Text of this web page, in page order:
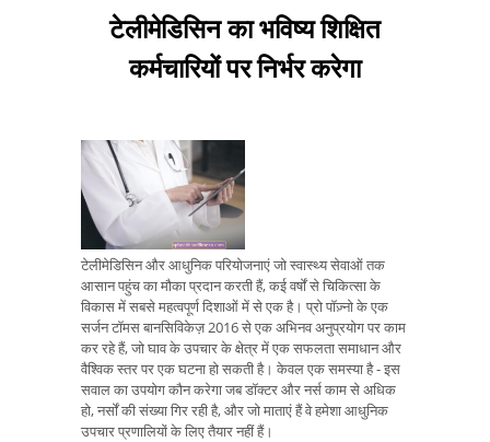
टेलीमेडिसिन का भविष्य शिक्षित
कर्मचारियों पर निर्भर करेगा
टेलीमेडिसिन और आधुनिक परियोजनाएं जो स्वास्थ्य सेवाओं तक
आसान पहुंच का मौका प्रदान करती हैं, कई वर्षों से चिकित्सा के
विकास में सबसे महत्वपूर्ण दिशाओं में से एक है। प्रो पॉज़्नो के एक
सर्जन टॉमस बानसिविकेज़ 2016 से एक अभिनव अनुप्रयोग पर काम
कर रहे हैं, जो घाव के उपचार के क्षेत्र में एक सफलता समाधान और
वैश्विक स्तर पर एक घटना हो सकती है। केवल एक समस्या है - इस
सवाल का उपयोग कौन करेगा जब डॉक्टर और नर्स काम से अधिक
हो, नर्सों की संख्या गिर रही है, और जो माताएं हैं वे हमेशा आधुनिक
उपचार प्रणालियों के लिए तैयार नहीं हैं।